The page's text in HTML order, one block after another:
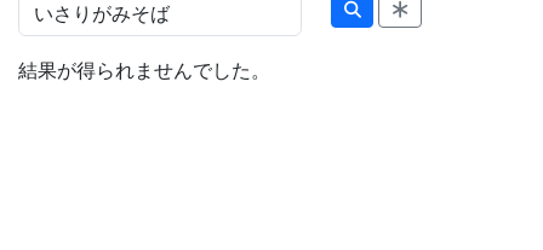
結果が得られませんでした。